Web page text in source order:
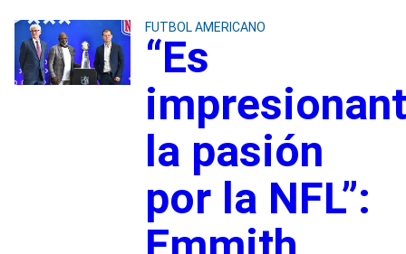
FUTBOL AMERICANO
“Es
la pasión
por la NFL”: